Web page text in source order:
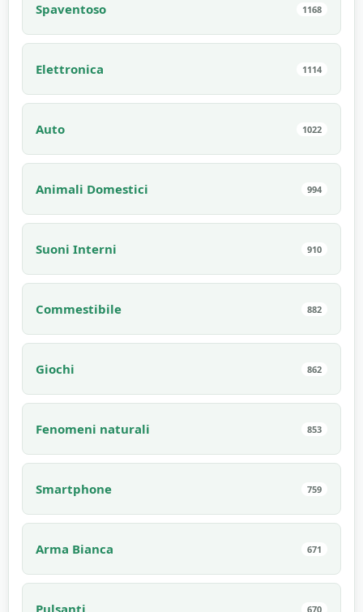
Spaventoso 1168
Elettronica 1114
Auto 1022
Animali Domestici 994
Suoni Interni 910
Commestibile 882
Giochi 862
Fenomeni naturali 853
Smartphone 759
Arma Bianca 671
Pulsanti 670